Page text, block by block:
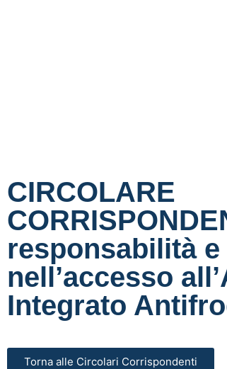
CIRCOLARE
responsabilità
nell’accesso
Integrato
Torna alle Circolari Corrispondenti